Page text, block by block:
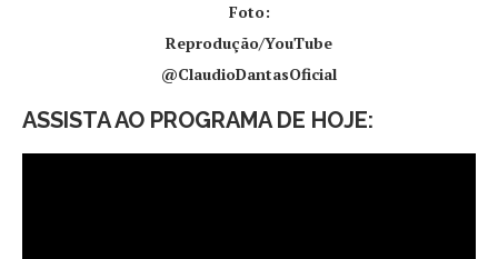
Foto:
Reprodução/YouTube
@ClaudioDantasOficial
ASSISTA AO PROGRAMA DE HOJE: